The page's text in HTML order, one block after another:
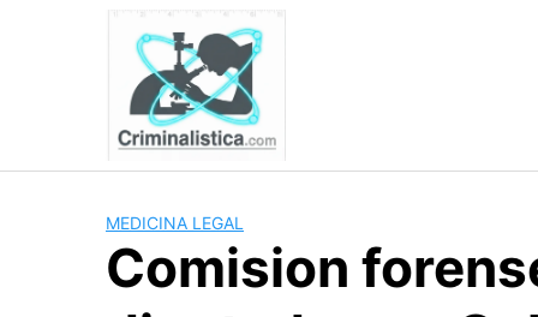
MEDICINA LEGAL
Comision